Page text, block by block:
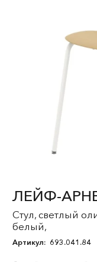
ЛЕЙФ-
Стул, светлый
белый,
Артикул: 693.041.84